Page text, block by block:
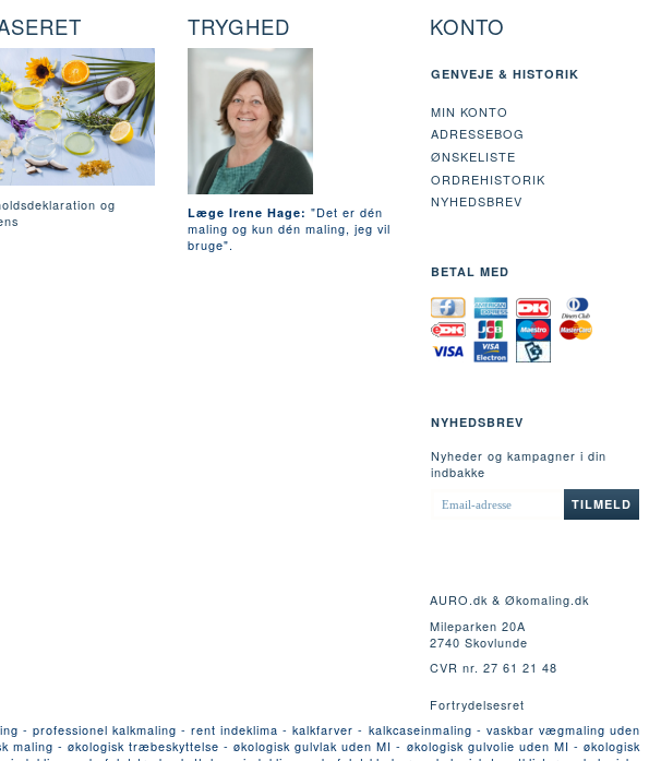
og
TRYGHED
Læge Irene Hage: "Det er dén
maling og kun dén maling, jeg vil
bruge".
KONTO
GENVEJE & HISTORIK
MIN KONTO
ADRESSEBOG
ØNSKELISTE
ORDREHISTORIK
NYHEDSBREV
BETAL MED
NYHEDSBREV
Nyheder og kampagner i din
indbakke
EMAIL-
ADRESSE
TILMELD
AURO.dk & Økomaling.dk
Mileparken 20A
2740 Skovlunde
CVR nr. 27 61 21 48
Fortrydelsesret
professionel kalkmaling - rent indeklima - kalkfarver - kalkcaseinmaling - vaskbar vægmaling uden
- økologisk træbeskyttelse - økologisk gulvlak uden MI - økologisk gulvolie uden MI - økologisk